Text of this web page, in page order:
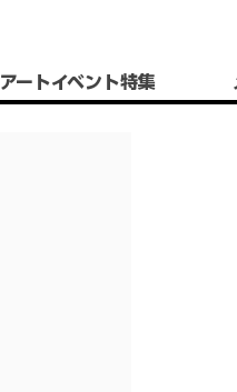
アートイベント特集